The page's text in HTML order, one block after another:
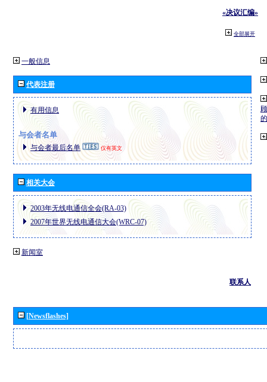
«决议汇编»
全部展开
一般信息
代表注册
有用信息
与会者名单
与会者最后名单 仅有英文
相关大会
2003年无线电通信全会(RA-03)
2007年世界无线电通信大会(WRC-07)
新闻室
联系人
[Newsflashes]